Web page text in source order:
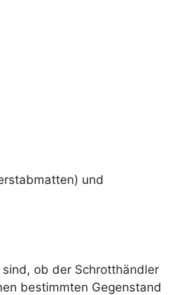
und
ob der Schrotthändler
bestimmten Gegenstand